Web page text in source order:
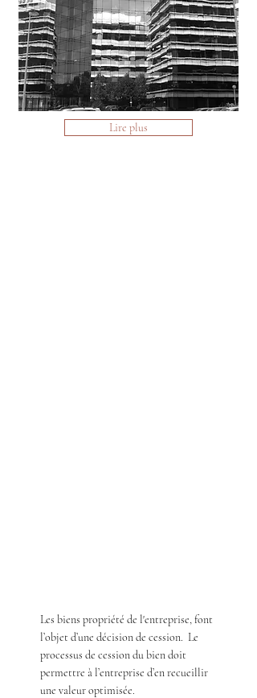
Lire plus
Les biens propriété de l'entreprise, font
l’objet d’une décision de cession. Le
processus de cession du bien doit
permettre à l’entreprise d’en recueillir
une valeur optimisée.​